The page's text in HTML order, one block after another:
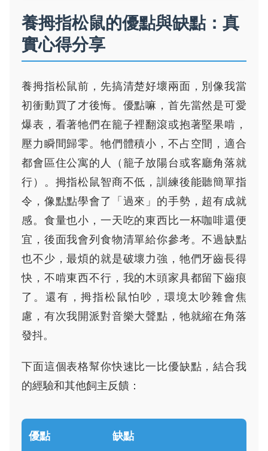
養拇指松鼠的優點與缺點：真
實心得分享
養拇指松鼠前，先搞清楚好壞兩面，別像我當
初衝動買了才後悔。優點嘛，首先當然是可愛
爆表，看著牠們在籠子裡翻滾或抱著堅果啃，
壓力瞬間歸零。牠們體積小，不占空間，適合
都會區住公寓的人（籠子放陽台或客廳角落就
行）。拇指松鼠智商不低，訓練後能聽簡單指
令，像點點學會了「過來」的手勢，超有成就
感。食量也小，一天吃的東西比一杯咖啡還便
宜，後面我會列食物清單給你參考。不過缺點
也不少，最煩的就是破壞力強，牠們牙齒長得
快，不啃東西不行，我的木頭家具都留下齒痕
了。還有，拇指松鼠怕吵，環境太吵雜會焦
慮，有次我開派對音樂大聲點，牠就縮在角落
發抖。
下面這個表格幫你快速比一比優缺點，結合我
的經驗和其他飼主反饋：
優點 缺點